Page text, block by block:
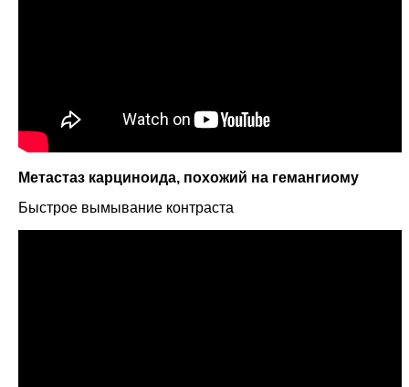
Метастаз карциноида, похожий на гемангиому
Быстрое вымывание контраста